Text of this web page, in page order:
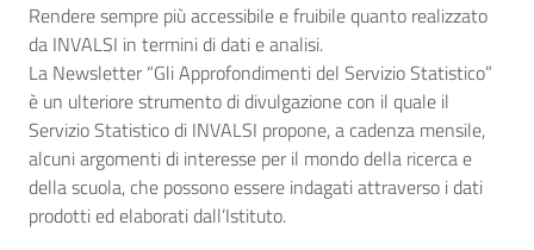
Rendere sempre più accessibile e fruibile quanto realizzato
da INVALSI in termini di dati e analisi.
La Newsletter “Gli Approfondimenti del Servizio Statistico”
è un ulteriore strumento di divulgazione con il quale il
Servizio Statistico di INVALSI propone, a cadenza mensile,
alcuni argomenti di interesse per il mondo della ricerca e
della scuola, che possono essere indagati attraverso i dati
prodotti ed elaborati dall’Istituto.